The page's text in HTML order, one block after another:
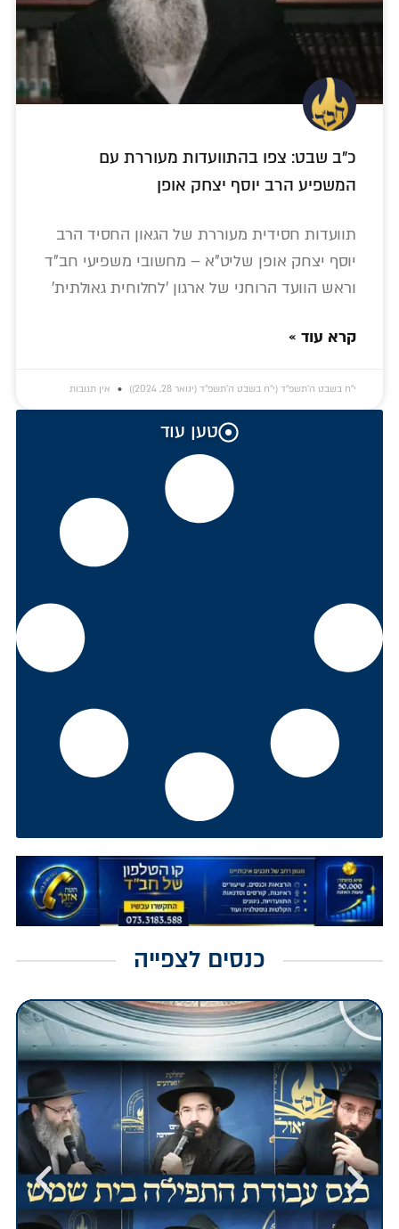
כ"ב שבט: צפו בהתוועדות מעוררת עם
המשפיע הרב יוסף יצחק אופן
תוועדות חסידית מעוררת של הגאון החסיד הרב
יוסף יצחק אופן שליט"א – מחשובי משפיעי חב"ד
וראש הוועד הרוחני של ארגון 'לחלוחית גאולתית'
קרא עוד »
י״ח בשבט ה׳תשפ״ד (י״ח בשבט ה׳תשפ״ד (ינואר 28, 2024)) אין תגובות
טען עוד
כנסים לצפייה